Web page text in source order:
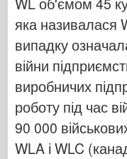
Хасеґава
Хеллер
ХобіБос
Моделі IBG
Icm
Італьєрі
яка називалася
випадку
війни
виробничих
роботу під час
90 000
WLA і WLC